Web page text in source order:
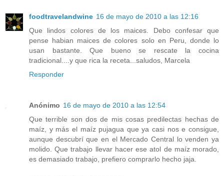
foodtravelandwine 16 de mayo de 2010 a las 12:16
Que lindos colores de los maices. Debo confesar que
pense habian maices de colores solo en Peru, donde lo
usan bastante. Que bueno se rescate la cocina
tradicional....y que rica la receta...saludos, Marcela
Responder
Anónimo 16 de mayo de 2010 a las 12:54
Que terrible son dos de mis cosas predilectas hechas de
maíz, y más el maíz pujagua que ya casi nos e consigue,
aunque descubrí que en el Mercado Central lo venden ya
molido. Que trabajo llevar hacer ese atol de maíz morado,
es demasiado trabajo, prefiero comprarlo hecho jaja.